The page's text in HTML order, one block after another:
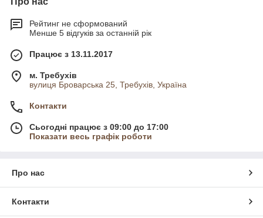
Рейтинг не сформований
Менше 5 відгуків за останній рік
Працює з 13.11.2017
м. Требухів
вулиця Броварська 25, Требухів, Україна
Контакти
Сьогодні працює з 09:00 до 17:00
Показати весь графік роботи
Про нас
Контакти